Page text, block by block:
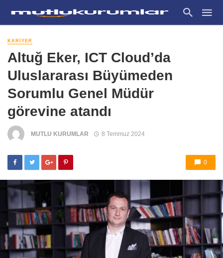
KARIYER
Altuğ Eker, ICT Cloud’da
Uluslararası Büyümeden
Sorumlu Genel Müdür
görevine atandı
MUTLU KURUMLAR 8 Temmuz 2024
0